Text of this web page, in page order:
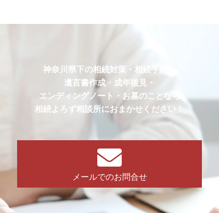
神奈川県下の相続対策・相続手続・
遺言書作成・成年後見・
エンディングノート・お墓のことなら
相続よろず相談所におまかせください！
メールでのお問合せ